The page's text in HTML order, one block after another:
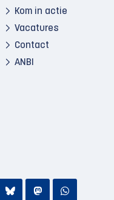
Kom in actie
Vacatures
Contact
ANBI